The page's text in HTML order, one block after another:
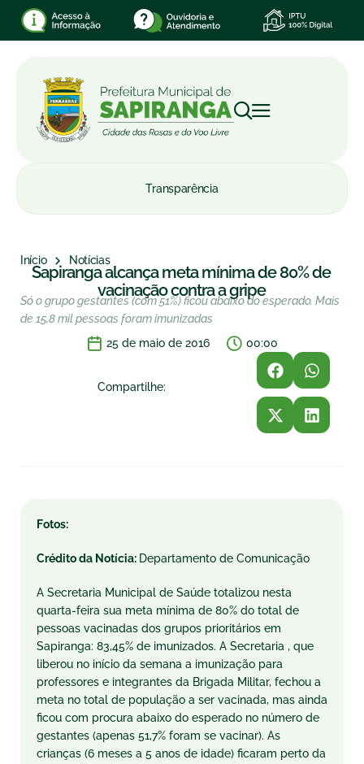
Transparência
Início Notícias
Sapiranga alcança meta mínima de 80% de
vacinação contra a gripe
Só o grupo gestantes (com 51%) ficou abaixo do esperado. Mais
de 15,8 mil pessoas foram imunizadas
25 de maio de 2016
00:00
Compartilhe:
Fotos:
Crédito da Notícia: Departamento de Comunicação
A Secretaria Municipal de Saúde totalizou nesta
quarta-feira sua meta mínima de 80% do total de
pessoas vacinadas dos grupos prioritários em
Sapiranga: 83,45% de imunizados. A Secretaria , que
liberou no início da semana a imunização para
professores e integrantes da Brigada Militar, fechou a
meta no total de população a ser vacinada, mas ainda
ficou com procura abaixo do esperado no número de
gestantes (apenas 51,7% foram se vacinar). As
crianças (6 meses a 5 anos de idade) ficaram perto da